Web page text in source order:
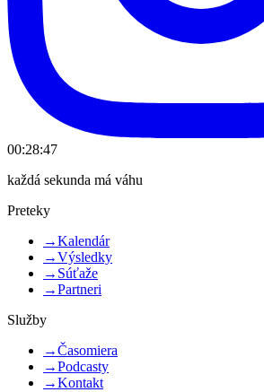
00:28:47
každá sekunda má váhu
Preteky
→Kalendár
→Výsledky
→ Súťaže
→Partneri
Služby
→Časomiera
→Podcasty
→Kontakt